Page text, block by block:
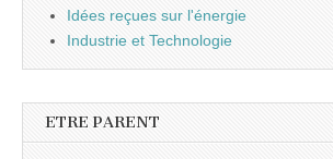
Idées reçues sur l'énergie
Industrie et Technologie
ETRE PARENT